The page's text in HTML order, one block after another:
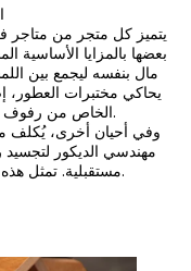
يتميز كل متجر من متاجر
بعضها بالمزايا الأساسية
مال بنفسه ليجمع بين
يحاكي مختبرات العطور،
الخاص من رفوف لشم العطور وخزانات لتبريد العطور.
وفي أحيان أخرى، يُكلف
مهندسي الديكور
مستقبلية. تمثل هذه المتاجر دُرةً في فن المعمار المعاصر.